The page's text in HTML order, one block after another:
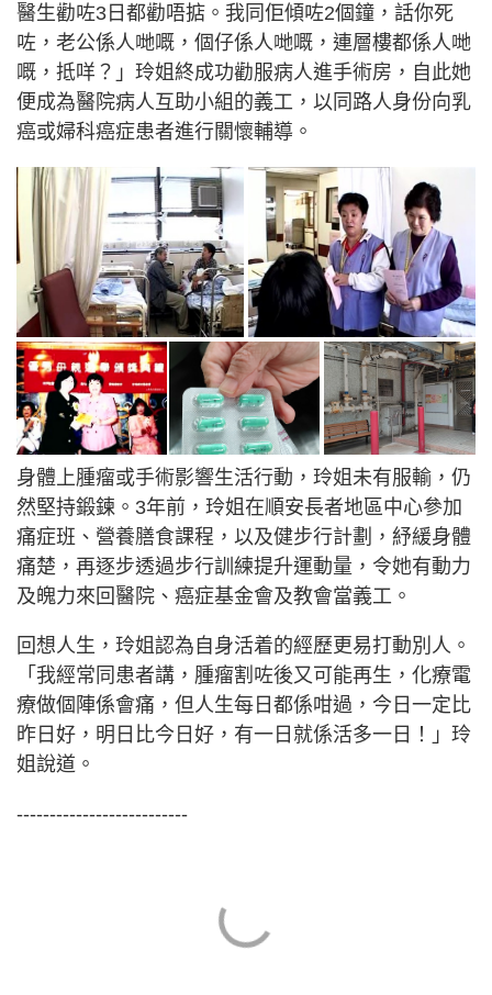
醫生勸咗3日都勸唔掂。我同佢傾咗2個鐘，話你死
咗，老公係人哋嘅，個仔係人哋嘅，連層樓都係人哋
嘅，抵咩？」玲姐終成功勸服病人進手術房，自此她
便成為醫院病人互助小組的義工，以同路人身份向乳
癌或婦科癌症患者進行關懷輔導。
身體上腫瘤或手術影響生活行動，玲姐未有服輸，仍
然堅持鍛鍊。3年前，玲姐在順安長者地區中心參加
痛症班、營養膳食課程，以及健步行計劃，紓緩身體
痛楚，再逐步透過步行訓練提升運動量，令她有動力
及魄力來回醫院、癌症基金會及教會當義工。
回想人生，玲姐認為自身活着的經歷更易打動別人。
「我經常同患者講，腫瘤割咗後又可能再生，化療電
療做個陣係會痛，但人生每日都係咁過，今日一定比
昨日好，明日比今日好，有一日就係活多一日！」玲
姐說道。
--------------------------